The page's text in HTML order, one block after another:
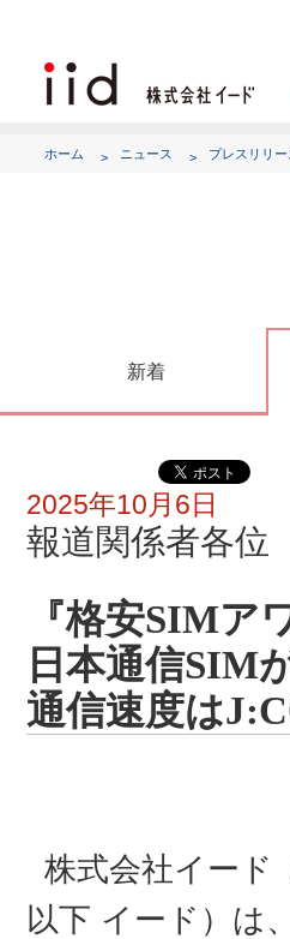
ホーム ニュース プレスリリー
新着
2025年10月6日
報道関係者各位
『格安SIMア
日本通信SIM
通信速度は
株式会社イード
以下 イード）は